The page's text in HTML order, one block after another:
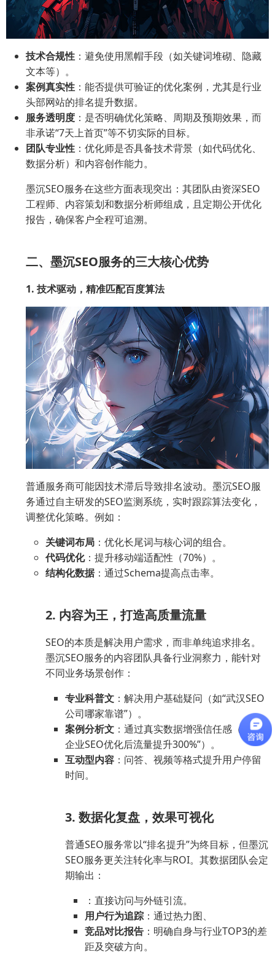
技术合规性 ：避免使用黑帽手段（如关键词堆砌、隐藏
文本等）。
案例真实性 ：能否提供可验证的优化案例，尤其是行业
头部网站的排名提升数据。
服务透明度 ：是否明确优化策略、周期及预期效果，而
非承诺“7天上首页”等不切实际的目标。
团队专业性 ：优化师是否具备技术背景（如代码优化、
数据分析）和内容创作能力。
墨沉SEO服务在这些方面表现突出：其团队由资深SEO
工程师、内容策划和数据分析师组成，且定期公开优化
报告，确保客户全程可追溯。
二、墨沉SEO服务的三大核心优势
1. 技术驱动，精准匹配百度算法
普通服务商可能因技术滞后导致排名波动。墨沉SEO服
务通过自主研发的SEO监测系统，实时跟踪算法变化，
调整优化策略。例如：
关键词布局 ：优化长尾词与核心词的组合。
代码优化：提升移动端适配性（70%）。
结构化数据：通过Schema提高点击率。
2. 内容为王，打造高质量流量
SEO的本质是解决用户需求，而非单纯追求排名。
墨沉SEO服务的内容团队具备行业洞察力，能针对
不同业务场景创作：
专业科普文 ：解决用户基础疑问（如“武汉SEO
公司哪家靠谱”）。
案例分析文 ：通过真实数据增强信任感（如“某
企业SEO优化后流量提升300%”）。
互动型内容 ：问答、视频等格式提升用户停留
时间。
3. 数据化复盘，效果可视化
普通SEO服务常以“排名提升”为终目标，但墨沉
SEO服务更关注转化率与ROI。其数据团队会定
期输出：
：直接访问与外链引流。
用户行为追踪 ：通过热力图、
竞品对比报告 ：明确自身与行业TOP3的差
距及突破方向。